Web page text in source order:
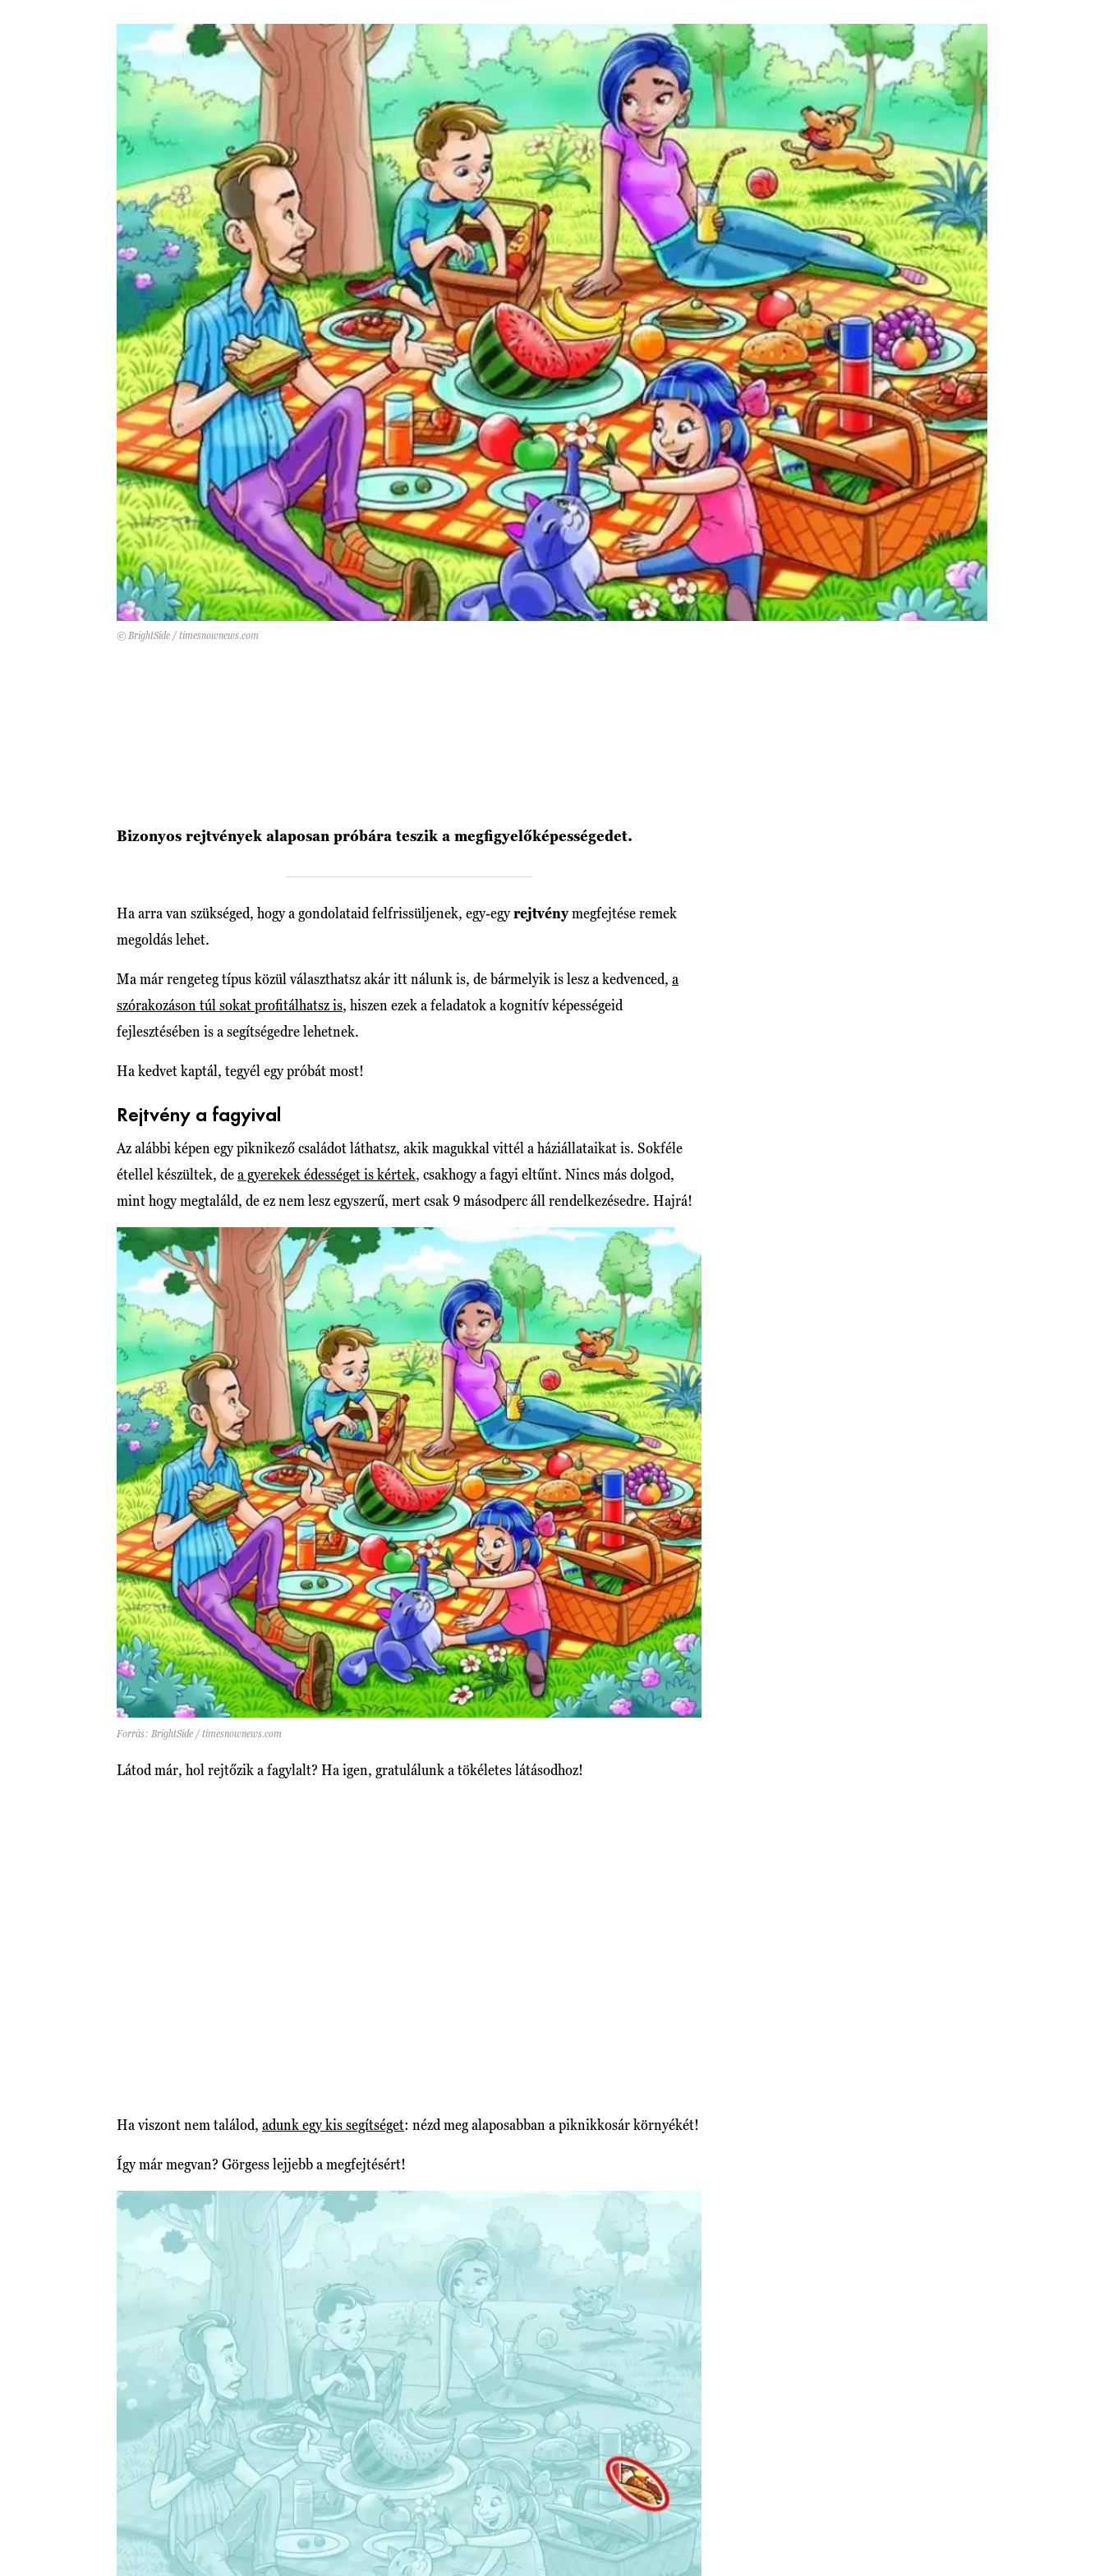
© BrightSide / timesnownews.com
Bizonyos rejtvények alaposan próbára teszik a megfigyelőképességedet.
Ha arra van szükséged, hogy a gondolataid felfrissüljenek, egy-egyrejtvénymegfejtése remek
megoldás lehet.
Ma már rengeteg típus közül választhatsz akár itt nálunk is, de bármelyik is lesz a kedvenced, a
szórakozáson túl sokat profitálhatsz is, hiszen ezek a feladatok a kognitív képességeid
fejlesztésében is a segítségedre lehetnek.
Ha kedvet kaptál, tegyél egy próbát most!
Rejtvény a fagyival
Az alábbi képen egy piknikező családot láthatsz, akik magukkal vittél a háziállataikat is. Sokféle
étellel készültek, dea gyerekek édességet is kértek, csakhogy a fagyi eltűnt. Nincs más dolgod,
mint hogy megtaláld, de ez nem lesz egyszerű, mert csak 9 másodperc áll rendelkezésedre. Hajrá!
Forrás: BrightSide / timesnownews.com
Látod már, hol rejtőzik a fagylalt? Ha igen, gratulálunk a tökéletes látásodhoz!
Ha viszont nem találod, adunk egy kis segítséget: nézd meg alaposabban a piknikkosár környékét!
Így már megvan? Görgess lejjebb a megfejtésért!